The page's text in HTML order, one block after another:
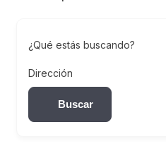
¿Qué estás buscando?
Dirección
Buscar